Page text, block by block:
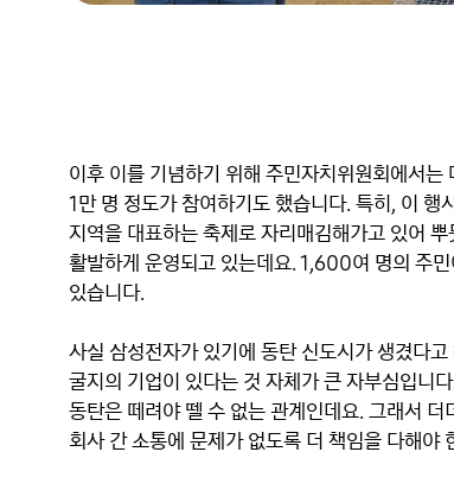
이후 이를 기념하기 위해 주민자치위원회에서는
1만 명 정도가 참여하기도 했습니다. 특히, 이
지역을 대표하는 축제로 자리매김해가고 있어
활발하게 운영되고 있는데요. 1,600여 명의 주
있습니다.
사실 삼성전자가 있기에 동탄 신도시가 생겼다
굴지의 기업이 있다는 것 자체가 큰 자부심입니
동탄은 떼려야 뗄 수 없는 관계인데요. 그래서
회사 간 소통에 문제가 없도록 더 책임을 다해야